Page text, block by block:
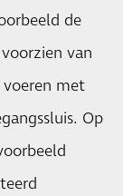
de
van
met
Op